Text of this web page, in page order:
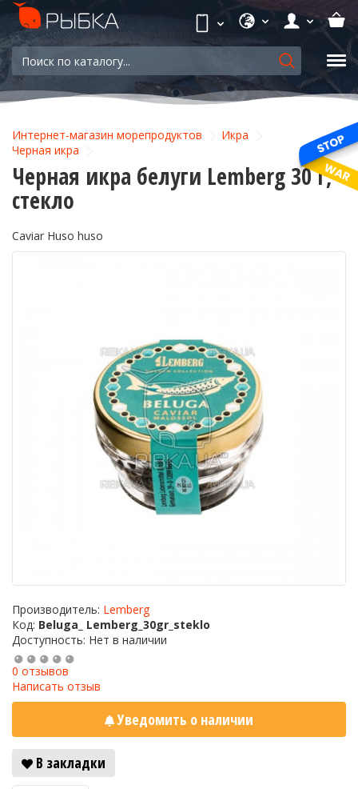
Интернет-магазин морепродуктов
Икра
Черная икра
Черная икра белуги Lemberg 30 г,
стекло
Caviar Huso huso
Производитель: Lemberg
Код: Beluga_ Lemberg_30gr_steklo
Доступность: Нет в наличии
0 отзывов
Написать отзыв
Уведомить о наличии
В закладки